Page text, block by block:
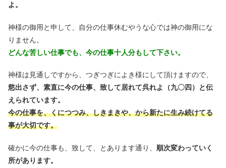
よ。
神様の御用と申して、自分の仕事休むやうな心では神の御用にな
りません。
どんな苦しい仕事でも、今の仕事十人分もして下さい。
神様は見通しですから、つぎつぎによき様にして頂けますので、
慾出さず、素直に今の仕事、致して居れて呉れよ（九〇四）と伝
えられています。
今の仕事を、くにつつみ、しきまきや、から新たに生み続けてる
事が大切です。
確かに今の仕事も、致して、とあります通り、 順次変わっていく
所があります。